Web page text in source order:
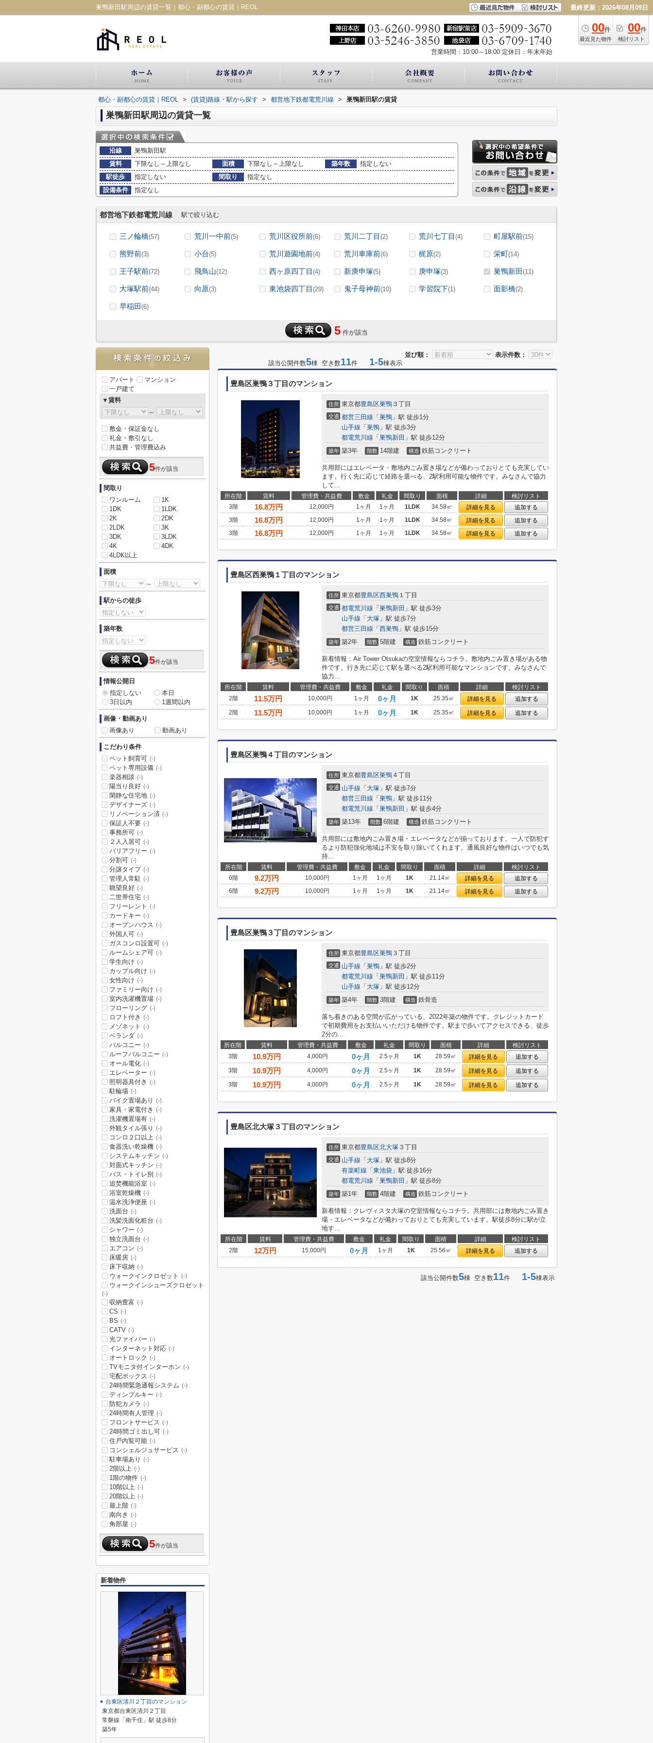
巣鴨新田駅周辺の賃貸一覧｜都心・副都心の賃貸｜REOL 最終更新：2026年08月09日
00件
最近見た物件
00件
検討リスト
営業時間：10:00～18:00 定休日：年末年始
都心・副都心の賃貸｜REOL > (賃貸)路線・駅から探す > 都営地下鉄都電荒川線 > 巣鴨新田駅の賃貸
巣鴨新田駅周辺の賃貸一覧
沿線
巣鴨新田駅
賃料
下限なし～上限なし 面積 下限なし～上限なし 築年数
指定しない
駅徒歩
指定しない 間取り
指定なし
設備条件
指定なし
都営地下鉄都電荒川線 駅で絞り込む
三ノ輪橋(57) 荒川一中前(5) 荒川区役所前(6) 荒川二丁目 (2) 荒川七丁目 (4) 町屋駅前(15)
熊野前(3) 小台(5) 荒川遊園地前(4) 荒川車庫前(6) 梶原(2) 栄町(14)
王子駅前(72) 飛鳥山(12) 西ヶ原四丁目 (4) 新庚申塚(5) 庚申塚(3) 巣鴨新田(11)
大塚駅前(44) 向原(3) 東池袋四丁目 (29) 鬼子母神前(10) 学習院下(1) 面影橋(2)
早稲田(6)
5 件が該当
並び順：
表示件数：
該当公開件数5棟 空き数11件 1-5棟表示
豊島区巣鴨３丁目のマンション
住所 東京都豊島区巣鴨 ３丁目
交通 都営三田線 「 巣鴨 」駅 徒歩1分
山手線 「 巣鴨 」駅 徒歩3分
都電荒川線 「 巣鴨新田 」駅 徒歩12分
築年 築3年 階数 14階建 構造 鉄筋コンクリート
共用部にはエレベータ・敷地内ごみ置き場などが備わっておりとても充実してい
ます。行く先に応じて経路を選べる、2駅利用可能な物件です。みなさんで協力
して...
所在階 賃料 管理費・共益費 敷金 礼金 間取り 面積 詳細
検討リスト
3階
16.8万円 12,000円 1ヶ月 1ヶ月 1LDK 34.58㎡ 詳細を見る
追加する
3階
16.8万円 12,000円 1ヶ月 1ヶ月 1LDK 34.58㎡ 詳細を見る
追加する
3階
16.8万円 12,000円 1ヶ月 1ヶ月 1LDK 34.58㎡ 詳細を見る 追加する
豊島区西巣鴨１丁目のマンション
住所 東京都豊島区西巣鴨 １丁目
交通 都電荒川線 「 巣鴨新田 」駅 徒歩3分
山手線 「 大塚 」駅 徒歩7分
都営三田線 「 西巣鴨 」駅 徒歩15分
築年 築2年 階数 5階建 構造 鉄筋コンクリート
新着情報：Air Tower Otsukaの空室情報ならコチラ。敷地内ごみ置き場がある物
件です。行き先に応じて駅を選べる2駅利用可能なマンションです。みなさんで
協力...
所在階 賃料 管理費・共益費 敷金 礼金 間取り 面積 詳細
検討リスト
2階
11.5万円 10,000円 1ヶ月 0ヶ月 1K 25.35㎡ 詳細を見る
追加する
2階
11.5万円 10,000円 1ヶ月 0ヶ月 1K 25.35㎡ 詳細を見る 追加する
豊島区巣鴨４丁目のマンション
住所 東京都豊島区巣鴨 ４丁目
交通 山手線 「 大塚 」駅 徒歩7分
都営三田線 「 巣鴨 」駅 徒歩11分
都電荒川線 「 巣鴨新田 」駅 徒歩4分
築年 築13年 階数 6階建 構造 鉄筋コンクリート
共用部には敷地内ごみ置き場・エレベータなどが揃っております。一人で防犯す
るより防犯強化地域は不安を取り除いてくれます。通風良好な物件はいつでも気
持...
所在階 賃料 管理費・共益費 敷金 礼金 間取り 面積 詳細
検討リスト
6階
9.2万円 10,000円 1ヶ月 1ヶ月 1K 21.14㎡ 詳細を見る
追加する
6階
9.2万円 10,000円 1ヶ月 1ヶ月 1K 21.14㎡ 詳細を見る 追加する
豊島区巣鴨３丁目のマンション
住所 東京都豊島区巣鴨 ３丁目
交通 山手線 「 巣鴨 」駅 徒歩2分
都電荒川線 「 巣鴨新田 」駅 徒歩11分
山手線 「 大塚 」駅 徒歩12分
築年 築4年 階数 3階建 構造 鉄骨造
落ち着きのある空間が広がっている、2022年築の物件です。クレジットカード
で初期費用をお支払いいただける物件です。駅まで歩いてアクセスできる、徒歩
2分の...
所在階 賃料 管理費・共益費 敷金 礼金 間取り 面積 詳細
検討リスト
3階
10.9万円 4,000円 0ヶ月 2.5ヶ月 1K 28.59㎡ 詳細を見る
追加する
3階
10.9万円 4,000円 0ヶ月 2.5ヶ月 1K 28.59㎡ 詳細を見る
追加する
3階
10.9万円 4,000円 0ヶ月 2.5ヶ月 1K 28.59㎡ 詳細を見る 追加する
豊島区北大塚３丁目のマンション
住所 東京都豊島区北大塚 ３丁目
交通 山手線 「 大塚 」駅 徒歩8分
有楽町線 「 東池袋 」駅 徒歩16分
都電荒川線 「 巣鴨新田 」駅 徒歩8分
築年 築1年 階数 4階建 構造 鉄筋コンクリート
新着情報：クレヴィスタ大塚の空室情報ならコチラ。共用部には敷地内ごみ置き
場・エレベータなどが備わっておりとても充実しています。駅徒歩8分に駅が立
地す...
所在階 賃料 管理費・共益費 敷金 礼金 間取り 面積 詳細
検討リスト
2階
12万円 15,000円 0ヶ月 1ヶ月 1K 25.56㎡ 詳細を見る 追加する
該当公開件数5棟 空き数11件 1-5棟表示
アパート
マンション
一戸建て
▼賃料
～
敷金・保証金なし
礼金・敷引なし
共益費・管理費込み
5件が該当
間取り
ワンルーム
1K
1DK
1LDK
2K
2DK
2LDK
3K
3DK
3LDK
4K
4DK
4LDK以上
面積
～
駅からの徒歩
築年数
5件が該当
情報公開日
指定しない
本日
3日以内
1週間以内
画像・動画あり
画像あり
動画あり
こだわり条件
ペット飼育可 (-)
ペット専用設備 (-)
楽器相談 (-)
陽当り良好 (-)
閑静な住宅地 (-)
デザイナーズ (-)
リノベーション済 (-)
保証人不要 (-)
事務所可 (-)
２人入居可 (-)
バリアフリー (-)
分割可 (-)
分譲タイプ (-)
管理人常駐 (-)
眺望良好 (-)
二世帯住宅 (-)
フリーレント (-)
カードキー (-)
オープンハウス (-)
外国人可 (-)
ガスコンロ設置可 (-)
ルームシェア可 (-)
学生向け (-)
カップル向け (-)
女性向け (-)
ファミリー向け (-)
室内洗濯機置場 (-)
フローリング (-)
ロフト付き (-)
メゾネット (-)
ベランダ (-)
バルコニー (-)
ルーフバルコニー (-)
オール電化 (-)
エレベーター (-)
照明器具付き (-)
駐輪場 (-)
バイク置場あり (-)
家具・家電付き (-)
洗濯機置場有 (-)
外観タイル張り (-)
コンロ２口以上 (-)
食器洗い乾燥機 (-)
システムキッチン (-)
対面式キッチン (-)
バス・トイレ別 (-)
追焚機能浴室 (-)
浴室乾燥機 (-)
温水洗浄便座 (-)
洗面台 (-)
洗髪洗面化粧台 (-)
シャワー (-)
独立洗面台 (-)
エアコン (-)
床暖房 (-)
床下収納 (-)
ウォークインクロゼット (-)
ウォークインシューズクロゼット
(-)
収納豊富 (-)
CS (-)
BS (-)
CATV (-)
光ファイバー (-)
インターネット対応 (-)
オートロック (-)
TVモニタ付インターホン (-)
宅配ボックス (-)
24時間緊急通報システム (-)
ディンプルキー (-)
防犯カメラ (-)
24時間有人管理 (-)
フロントサービス (-)
24時間ゴミ出し可 (-)
住戸内覧可能 (-)
コンシェルジュサービス (-)
駐車場あり (-)
2階以上 (-)
1階の物件 (-)
10階以上 (-)
20階以上 (-)
最上階 (-)
南向き (-)
角部屋 (-)
5件が該当
新着物件
台東区清川２丁目のマンション
東京都台東区清川２丁目
常磐線「南千住」駅 徒歩8分
築5年